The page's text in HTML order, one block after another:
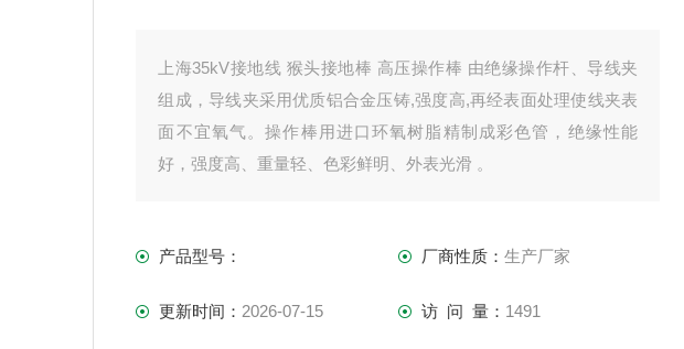
上海35kV接地线 猴头接地棒 高压操作棒 由绝缘操作杆、导线夹
组成，导线夹采用优质铝合金压铸,强度高,再经表面处理使线夹表
面不宜氧气。操作棒用进口环氧树脂精制成彩色管，绝缘性能
好，强度高、重量轻、色彩鲜明、外表光滑 。
产品型号： 厂商性质： 生产厂家
更新时间： 2026-07-15 访 问 量： 1491